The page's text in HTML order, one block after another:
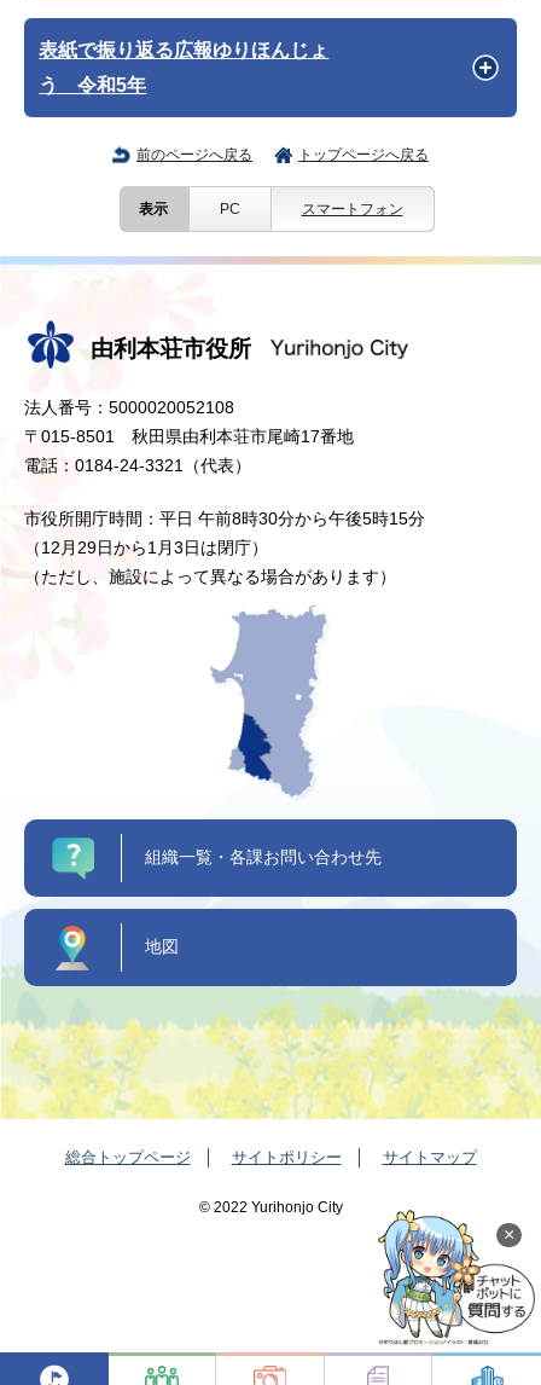
表紙で振り返る広報ゆりほんじょ
う 令和5年
前のページへ戻る トップページへ戻る
表示 PC スマートフォン
×
由利本荘市役所
法人番号：5000020052108
〒015-8501 秋田県由利本荘市尾崎17番地
電話：0184-24-3321（代表）
市役所開庁時間：平日 午前8時30分から午後5時15分
（12月29日から1月3日は閉庁）
（ただし、施設によって異なる場合があります）
組織一覧・各課お問い合わせ先
地図
総合トップページ サイトポリシー サイトマップ
©️ 2022 Yurihonjo City